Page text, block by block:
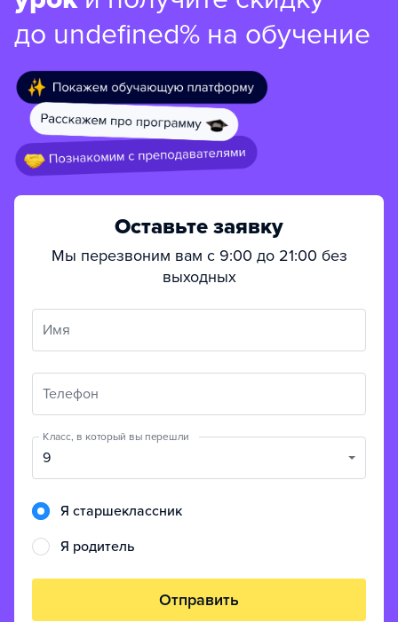
до undefined% на обучение
Оставьте заявку
Мы перезвоним вам с 9:00 до 21:00 без
выходных
Имя
Телефон
Класс, в который вы перешли
9
Я старшеклассник
Я родитель
Отправить